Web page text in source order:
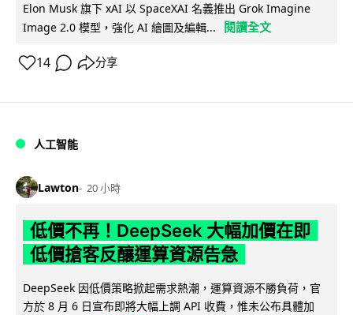
Elon Musk 旗下 xAI 以 SpaceXAI 名義推出 Grok Imagine
Image 2.0 模型，強化 AI 繪圖及編輯...
閱讀全文
14 分享
人工智能
Lawton 20 小時
低價不再！DeepSeek 大幅加價在即
低價搶客反釀運算資源告急
DeepSeek 因低價策略掀起需求熱潮，運算資源不勝負荷，官
方於 8 月 6 日宣布即將大幅上調 API 收費，惟未公布具體加